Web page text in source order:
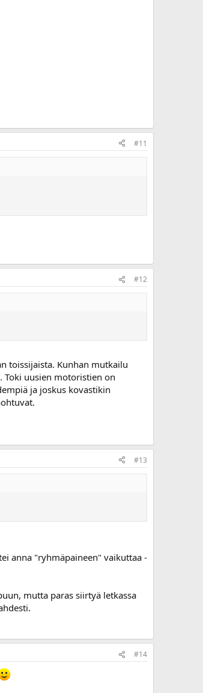
#11
#12
toissijaista. Kunhan mutkailu
Toki uusien motoristien on
ja joskus kovastikin
#13
anna "ryhmäpaineen" vaikuttaa -
mutta paras siirtyä letkassa
#14